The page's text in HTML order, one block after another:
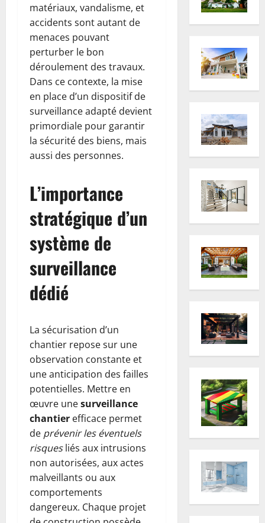
matériaux, vandalisme, et
accidents sont autant de
menaces pouvant
perturber le bon
déroulement des travaux.
Dans ce contexte, la mise
en place d’un dispositif de
surveillance adapté devient
primordiale pour garantir
la sécurité des biens, mais
aussi des personnes.
L’importance
stratégique d’un
système de
surveillance
dédié
La sécurisation d’un
chantier repose sur une
observation constante et
une anticipation des failles
potentielles. Mettre en
œuvre unesurveillance
chantier efficace permet
de prévenir les éventuels
risquesliés aux intrusions
non autorisées, aux actes
malveillants ou aux
comportements
dangereux. Chaque projet